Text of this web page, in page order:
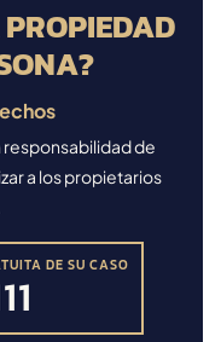
de
a los propietarios
DE SU CASO